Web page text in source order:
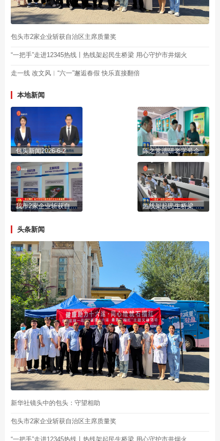
包头市2家企业斩获自治区主席质量奖
“一把手”走进12345热线丨热线架起民生桥梁 用心守护市井烟火
走一线 改文风︱“六一”邂逅春假 快乐直接翻倍
本地新闻
包头新闻2026-6-2 陈之常调研老字号企业创新发展工作
我市2家企业斩获自治区主席质量奖 热线架起民生桥梁 用心守护市井烟火
头条新闻
新华社镜头中的包头：守望相助
包头市2家企业斩获自治区主席质量奖
“一把手”走进12345热线丨热线架起民生桥梁 用心守护市井烟火